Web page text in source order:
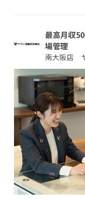
最高月収
場管理
南大阪店